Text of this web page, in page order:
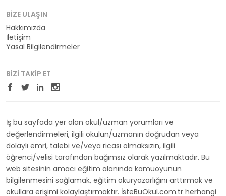
BIZE ULAŞIN
Hakkımızda
İletişim
Yasal Bilgilendirmeler
BIZI TAKIP ET
İş bu sayfada yer alan okul/uzman yorumları ve
değerlendirmeleri, ilgili okulun/uzmanın doğrudan veya
dolaylı emri, talebi ve/veya ricası olmaksızın, ilgili
öğrenci/velisi tarafından bağımsız olarak yazılmaktadır. Bu
web sitesinin amacı eğitim alanında kamuoyunun
bilgilenmesini sağlamak, eğitim okuryazarlığını arttırmak ve
okullara erişimi kolaylaştırmaktır. İsteBuOkul.com.tr herhangi